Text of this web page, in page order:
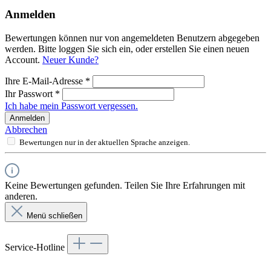
Anmelden
Bewertungen können nur von angemeldeten Benutzern abgegeben
werden. Bitte loggen Sie sich ein, oder erstellen Sie einen neuen
Account. Neuer Kunde?
Ihre E-Mail-Adresse *
Ihr Passwort *
Ich habe mein Passwort vergessen.
Anmelden
Abbrechen
Bewertungen nur in der aktuellen Sprache anzeigen.
Keine Bewertungen gefunden. Teilen Sie Ihre Erfahrungen mit
anderen.
Menü schließen
Service-Hotline